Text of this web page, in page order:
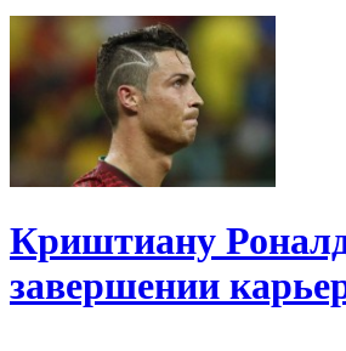
Криштиану
завершении